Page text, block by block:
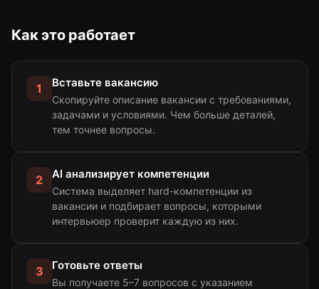
Как это работает
1 Вставьте вакансию
Скопируйте описание вакансии с требованиями,
задачами и условиями. Чем больше деталей,
тем точнее вопросы.
2 AI анализирует компетенции
Система выделяет hard-компетенции из
вакансии и подбирает вопросы, которыми
интервьюер проверит каждую из них.
3 Готовьте ответы
Вы получаете 5–7 вопросов с указанием